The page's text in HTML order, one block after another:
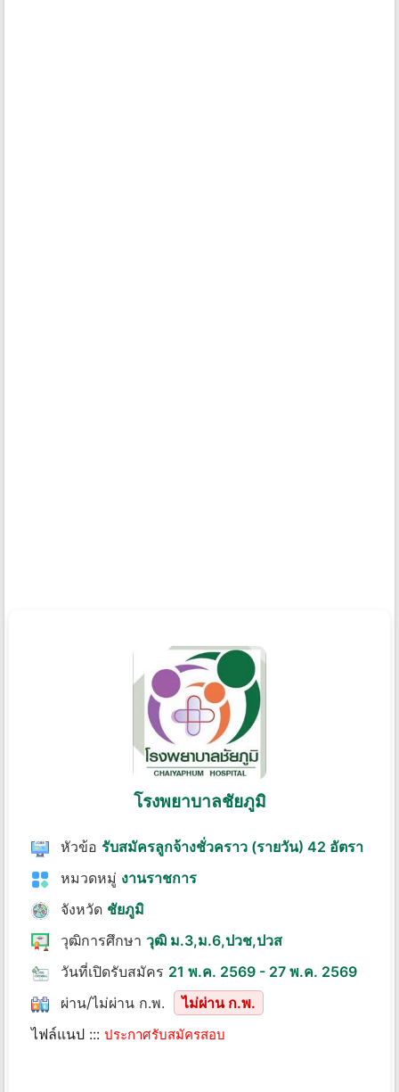
โรงพยาบาลชัยภูมิ
หัวข้อ รับสมัครลูกจ้างชั่วคราว (รายวัน) 42 อัตรา
หมวดหมู่ งานราชการ
จังหวัด ชัยภูมิ
วุฒิการศึกษา วุฒิ ม.3,ม.6,ปวช,ปวส
วันที่เปิดรับสมัคร 21 พ.ค. 2569 - 27 พ.ค. 2569
ผ่าน/ไม่ผ่าน ก.พ.
ไม่ผ่าน ก.พ.
ไฟล์แนป ::: ประกาศรับสมัครสอบ